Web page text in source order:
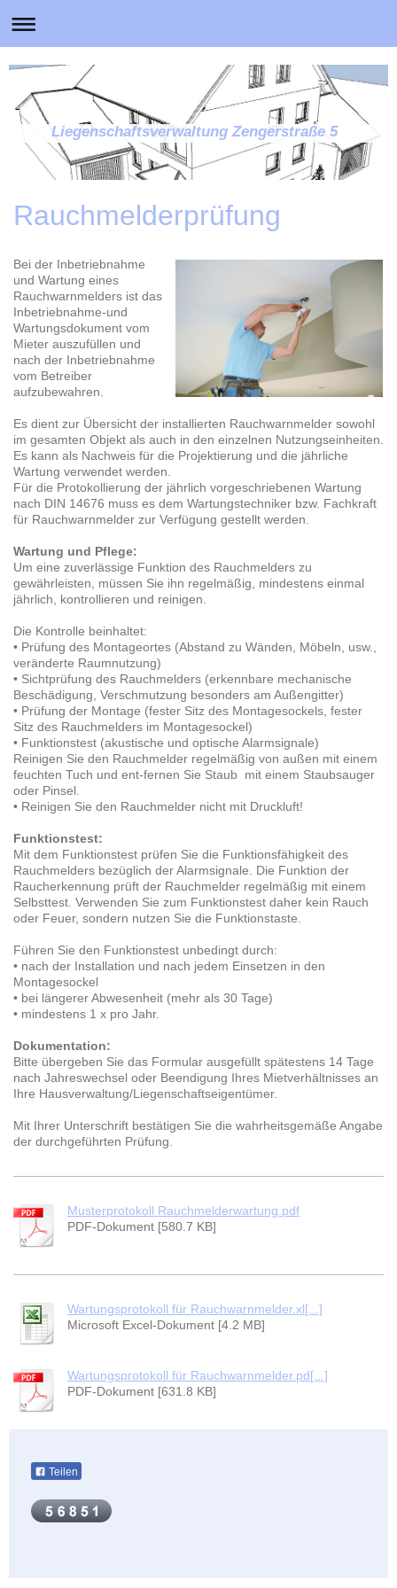
Liegenschaftsverwaltung Zengerstraße 5
Rauchmelderprüfung
Bei der Inbetriebnahme
und Wartung eines
Rauchwarnmelders ist das
Inbetriebnahme-und
Wartungsdokument vom
Mieter auszufüllen und
nach der Inbetriebnahme
vom Betreiber
aufzubewahren.
Es dient zur Übersicht der installierten Rauchwarnmelder sowohl
im gesamten Objekt als auch in den einzelnen Nutzungseinheiten.
Es kann als Nachweis für die Projektierung und die jährliche
Wartung verwendet werden.
Für die Protokollierung der jährlich vorgeschriebenen Wartung
nach DIN 14676 muss es dem Wartungstechniker bzw. Fachkraft
für Rauchwarnmelder zur Verfügung gestellt werden.
Wartung und Pflege:
Um eine zuverlässige Funktion des Rauchmelders zu
gewährleisten, müssen Sie ihn regelmäßig, mindestens einmal
jährlich, kontrollieren und reinigen.
Die Kontrolle beinhaltet:
• Prüfung des Montageortes (Abstand zu Wänden, Möbeln, usw.,
veränderte Raumnutzung)
• Sichtprüfung des Rauchmelders (erkennbare mechanische
Beschädigung, Verschmutzung besonders am Außengitter)
• Prüfung der Montage (fester Sitz des Montagesockels, fester
Sitz des Rauchmelders im Montagesockel)
• Funktionstest (akustische und optische Alarmsignale)
Reinigen Sie den Rauchmelder regelmäßig von außen mit einem
feuchten Tuch und ent-fernen Sie Staub mit einem Staubsauger
oder Pinsel.
• Reinigen Sie den Rauchmelder nicht mit Druckluft!
Funktionstest:
Mit dem Funktionstest prüfen Sie die Funktionsfähigkeit des
Rauchmelders bezüglich der Alarmsignale. Die Funktion der
Raucherkennung prüft der Rauchmelder regelmäßig mit einem
Selbsttest. Verwenden Sie zum Funktionstest daher kein Rauch
oder Feuer, sondern nutzen Sie die Funktionstaste.
Führen Sie den Funktionstest unbedingt durch:
• nach der Installation und nach jedem Einsetzen in den
Montagesockel
• bei längerer Abwesenheit (mehr als 30 Tage)
• mindestens 1 x pro Jahr.
Dokumentation:
Bitte übergeben Sie das Formular ausgefüllt spätestens 14 Tage
nach Jahreswechsel oder Beendigung Ihres Mietverhältnisses an
Ihre Hausverwaltung/Liegenschaftseigentümer.
Mit Ihrer Unterschrift bestätigen Sie die wahrheitsgemäße Angabe
der durchgeführten Prüfung.
Musterprotokoll Rauchmelderwartung.pdf
PDF-Dokument [580.7 KB]
Wartungsprotokoll für Rauchwarnmelder.xl[...]
Microsoft Excel-Dokument [4.2 MB]
Wartungsprotokoll für Rauchwarnmelder.pd[...]
PDF-Dokument [631.8 KB]
Teilen